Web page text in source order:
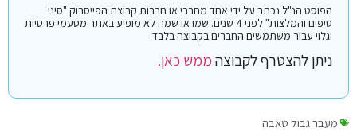
הפוסט הנ"ל נכתב על ידי אחד מחברי או חברות קבוצת הפייסבוק "סיני
טיפים והמלצות" לפני 4 שנים. שמו או שמה לא מופיע באתר מטעמי פרטיות
וגלוי עבור משתמשים החברים בקבוצה בלבד.
ניתן להצטרף לקבוצהממש כאן.
מעבר גבול טאבה